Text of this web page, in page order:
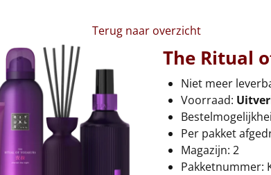
Terug naar overzicht
The Ritual
Niet meer
Voorraad:
Per pakket
Magazijn: 2
Pakketnummer: